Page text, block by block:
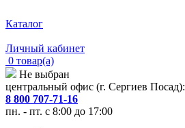
Каталог
Личный кабинет
0 товар(а)
Не выбран
центральный офис (г. Сергиев Посад):
8 800 707-71-16
пн. - пт. с 8:00 до 17:00